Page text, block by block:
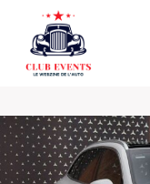
content